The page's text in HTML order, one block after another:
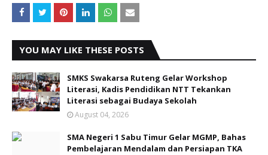
YOU MAY LIKE THESE POSTS
SMKS Swakarsa Ruteng Gelar Workshop
Literasi, Kadis Pendidikan NTT Tekankan
Literasi sebagai Budaya Sekolah
August 04, 2026
SMA Negeri 1 Sabu Timur Gelar MGMP, Bahas
Pembelajaran Mendalam dan Persiapan TKA